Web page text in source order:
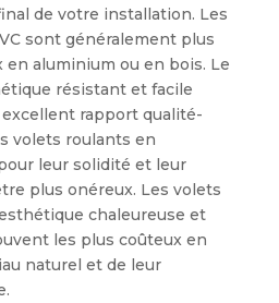
de votre installation. Les
sont généralement plus
en aluminium ou en bois. Le
résistant et facile
rapport qualité-
volets roulants en
leur solidité et leur
plus onéreux. Les volets
chaleureuse et
les plus coûteux en
naturel et de leur